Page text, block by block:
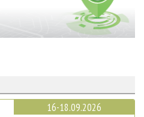
16-18.09.2026